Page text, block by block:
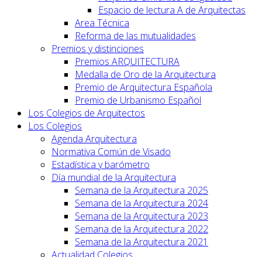
Espacio de lectura A de Arquitectas
Area Técnica
Reforma de las mutualidades
Premios y distinciones
Premios ARQUITECTURA
Medalla de Oro de la Arquitectura
Premio de Arquitectura Española
Premio de Urbanismo Español
Los Colegios de Arquitectos
Los Colegios
Agenda Arquitectura
Normativa Común de Visado
Estadística y barómetro
Día mundial de la Arquitectura
Semana de la Arquitectura 2025
Semana de la Arquitectura 2024
Semana de la Arquitectura 2023
Semana de la Arquitectura 2022
Semana de la Arquitectura 2021